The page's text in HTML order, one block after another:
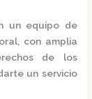
un equipo de
con amplia
de los
un servicio